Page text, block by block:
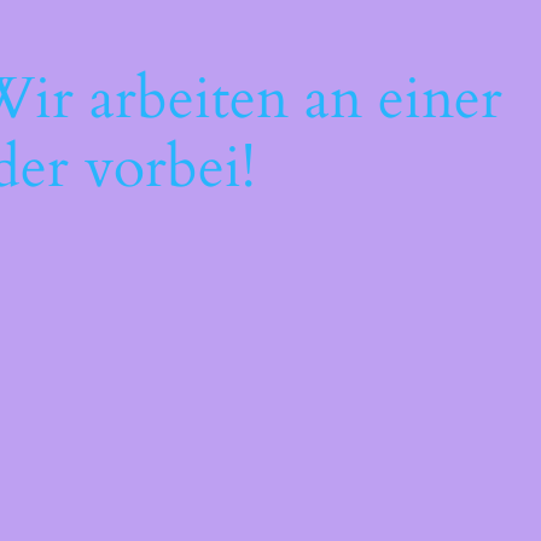
arbeiten an einer
vorbei!